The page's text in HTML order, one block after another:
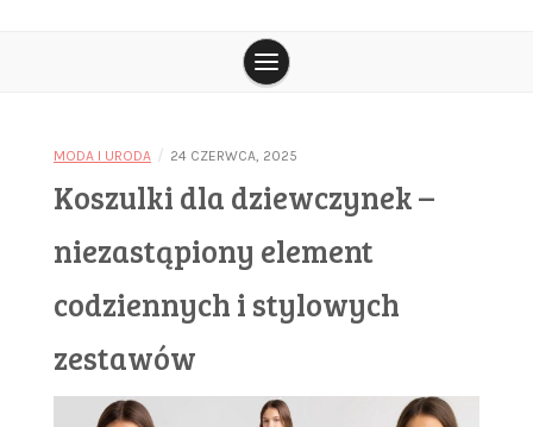
mowia.pl
MODA I URODA / 24 CZERWCA, 2025
Koszulki dla dziewczynek –
niezastąpiony element
codziennych i stylowych
zestawów